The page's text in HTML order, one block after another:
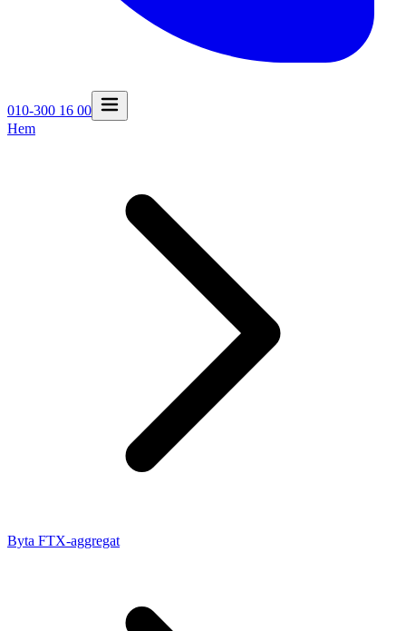
010-300 16 00
Hem
Byta FTX-aggregat